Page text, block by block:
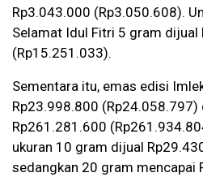
Rp3.043.000 (Rp3.050.608).
Selamat Idul Fitri 5 gram dijual
(Rp15.251.033).
Sementara itu, emas edisi
Rp23.998.800 (Rp24.058.797)
Rp261.281.600
ukuran 10 gram dijual
sedangkan 20 gram mencapai